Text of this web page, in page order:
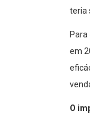
teria
em
O